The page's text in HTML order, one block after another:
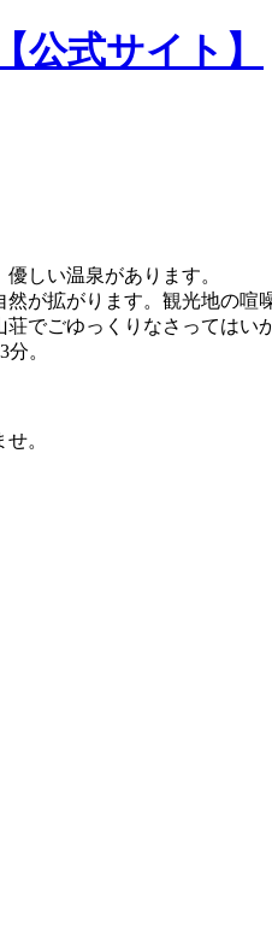
公式サイト】
しい温泉があります。
が拡がります。観光地の喧
でごゆっくりなさってはい
。
。